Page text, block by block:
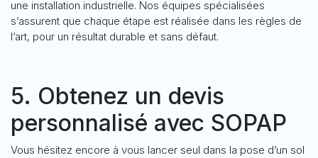
une installation industrielle. Nos équipes spécialisées
s’assurent que chaque étape est réalisée dans les règles de
l’art, pour un résultat durable et sans défaut.
5. Obtenez un devis
personnalisé avec SOPAP
Vous hésitez encore à vous lancer seul dans la pose d’un sol